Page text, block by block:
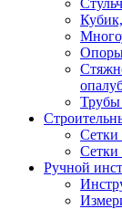
Опоры
Сетки
Сетки
Ручной